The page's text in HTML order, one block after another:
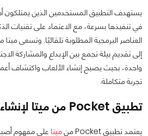
يستهدف التطبيق المستخدمين الذين يمتلكون
في تنفيذها بسرعة، مع الاعتماد على تقنيات
العناصر البرمجية المطلوبة تلقائيًا. وتسعى
إلى تقديم بيئة تجمع بين الإبداع والمشاركة
واحدة، بحيث يصبح إنشاء الألعاب واكتشاف
تجربة متكاملة.
تطبيق Pocket من ميتا لإنشاء الألعاب
يعتمد تطبيق Pocket من ميتا على مفهوم